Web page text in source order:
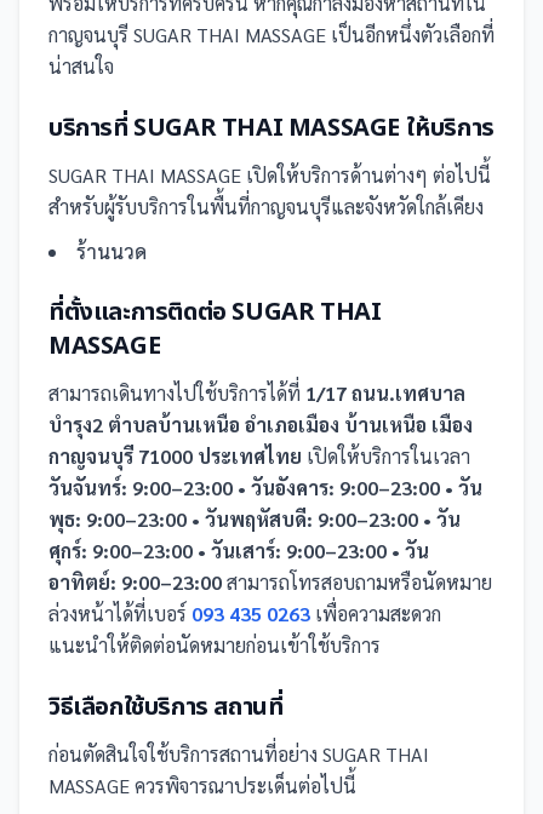
กาญจนบุรี SUGAR THAI MASSAGE เป็นอีกหนึ่งตัวเลือกที่
น่าสนใจ
บริการที่ SUGAR THAI MASSAGE ให้บริการ
SUGAR THAI MASSAGE เปิดให้บริการด้านต่างๆ ต่อไปนี้
สำหรับผู้รับบริการในพื้นที่กาญจนบุรีและจังหวัดใกล้เคียง
ร้านนวด
ที่ตั้งและการติดต่อ SUGAR THAI
MASSAGE
สามารถเดินทางไปใช้บริการได้ที่ 1/17 ถนน.เทศบาล
บำรุง2 ตำบลบ้านเหนือ อำเภอเมือง บ้านเหนือ เมือง
กาญจนบุรี 71000 ประเทศไทย เปิดให้บริการในเวลา
วันจันทร์: 9:00–23:00 • วันอังคาร: 9:00–23:00 • วัน
พุธ: 9:00–23:00 • วันพฤหัสบดี: 9:00–23:00 • วัน
ศุกร์: 9:00–23:00 • วันเสาร์: 9:00–23:00 • วัน
อาทิตย์: 9:00–23:00สามารถโทรสอบถามหรือนัดหมาย
ล่วงหน้าได้ที่เบอร์ 093 435 0263 เพื่อความสะดวก
แนะนำให้ติดต่อนัดหมายก่อนเข้าใช้บริการ
วิธีเลือกใช้บริการ สถานที่
ก่อนตัดสินใจใช้บริการสถานที่อย่าง SUGAR THAI
MASSAGEควรพิจารณาประเด็นต่อไปนี้